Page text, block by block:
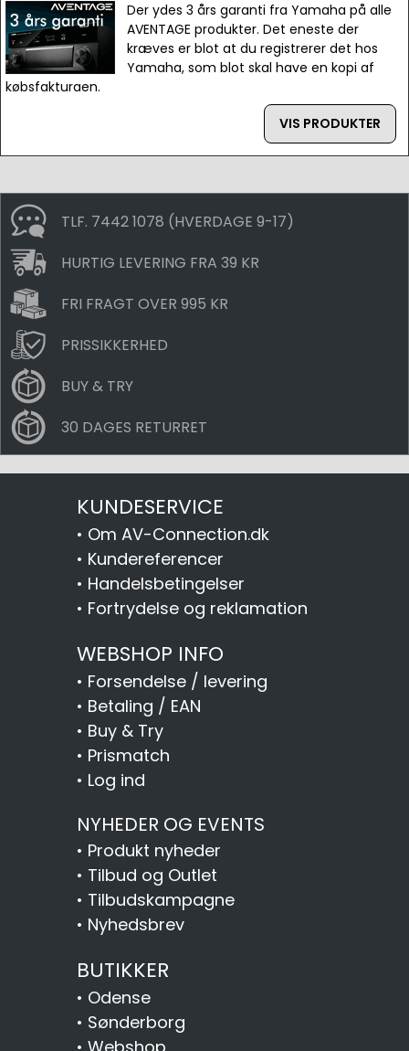
Der ydes 3 års garanti fra Yamaha på alle
AVENTAGE produkter. Det eneste der
kræves er blot at du registrerer det hos
Yamaha, som blot skal have en kopi af
købsfakturaen.
VIS PRODUKTER
TLF. 7442 1078 (HVERDAGE 9-17)
HURTIG LEVERING FRA 39 KR
FRI FRAGT OVER 995 KR
PRISSIKKERHED
BUY & TRY
30 DAGES RETURRET
KUNDESERVICE
• Om AV-Connection.dk
• Kundereferencer
• Handelsbetingelser
• Fortrydelse og reklamation
WEBSHOP INFO
• Forsendelse / levering
• Betaling / EAN
• Buy & Try
• Prismatch
• Log ind
NYHEDER OG EVENTS
• Produkt nyheder
• Tilbud og Outlet
• Tilbudskampagne
• Nyhedsbrev
BUTIKKER
• Odense
• Sønderborg